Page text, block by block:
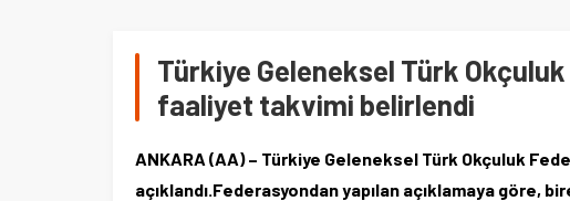
Türkiye Geleneksel Türk
faaliyet takvimi belirlendi
ANKARA (AA) – Türkiye Geleneksel Türk Okçuluk
açıklandı.Federasyondan yapılan açıklamaya göre,